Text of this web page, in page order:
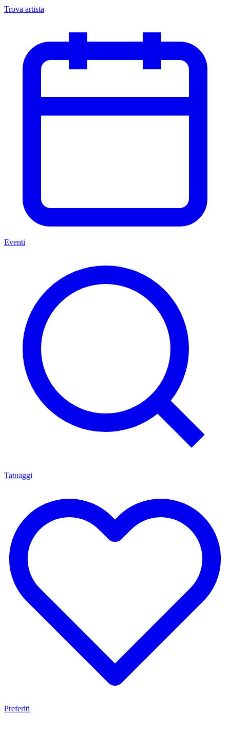
Trova artista
Eventi
Tatuaggi
Preferiti